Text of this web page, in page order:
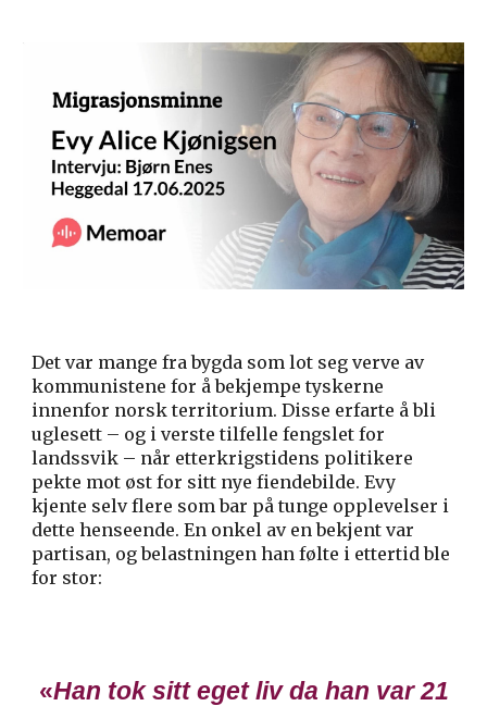
Det var mange fra bygda som lot seg verve av
kommunistene for å bekjempe tyskerne
innenfor norsk territorium. Disse erfarte å bli
uglesett – og i verste tilfelle fengslet for
landssvik – når etterkrigstidens politikere
pekte mot øst for sitt nye fiendebilde. Evy
kjente selv flere som bar på tunge opplevelser i
dette henseende. En onkel av en bekjent var
partisan, og belastningen han følte i ettertid ble
for stor:
«Han tok sitt eget liv da han var 21